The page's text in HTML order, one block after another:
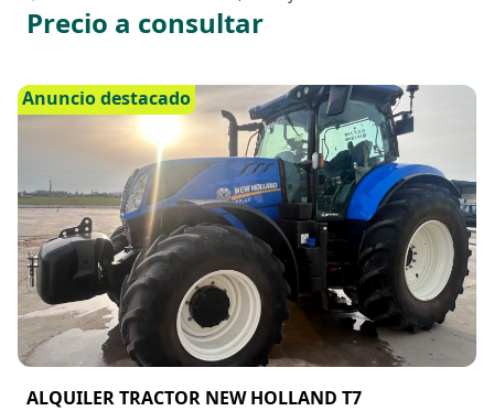
Precio a consultar
Anuncio destacado
ALQUILER TRACTOR NEW HOLLAND T7